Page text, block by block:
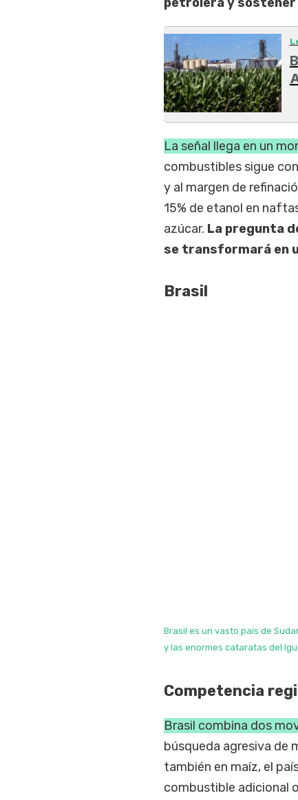
La señal llega en un
combustibles sigue
y al margen de
15% de etanol en
azúcar. La pregunta
se transformará en
Brasil
Brasil es un vasto país de
y las enormes cataratas del
Competencia
Brasil combina dos
búsqueda agresiva de
también en maíz, el
combustible adicional